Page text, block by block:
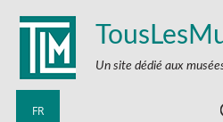
Un site dédié aux
FR